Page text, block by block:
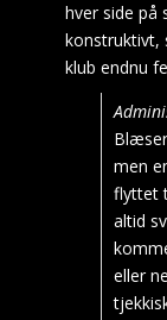
hver side på
konstruktivt,
klub endnu
men
flyttet
altid
eller